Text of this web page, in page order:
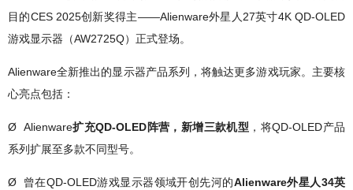
目的CES 2025创新奖得主——Alienware外星人27英寸4K QD-OLED
游戏显示器（AW2725Q）正式登场。
Alienware全新推出的显示器产品系列，将触达更多游戏玩家。主要核
心亮点包括：
Ø Alienware扩充QD-OLED阵营，新增三款机型 ，将QD-OLED产品
系列扩展至多款不同型号。
Ø 曾在QD-OLED游戏显示器领域开创先河的Alienware外星人34英